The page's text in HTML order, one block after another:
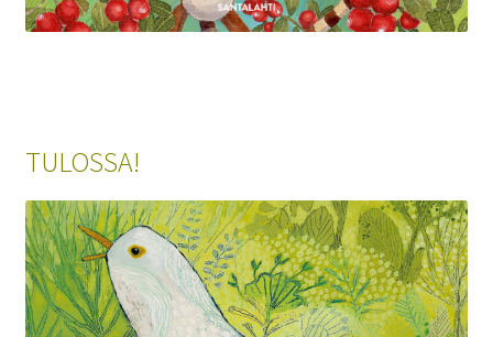
TULOSSA!